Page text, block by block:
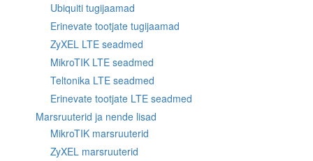
Ubiquiti tugijaamad
Erinevate tootjate tugijaamad
ZyXEL LTE seadmed
MikroTIK LTE seadmed
Teltonika LTE seadmed
Erinevate tootjate LTE seadmed
Marsruuterid ja nende lisad
MikroTIK marsruuterid
ZyXEL marsruuterid